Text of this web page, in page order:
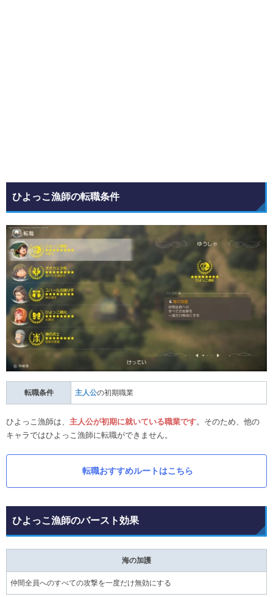
ひよっこ漁師の転職条件
転職条件 主人公の初期職業
ひよっこ漁師は、 主人公が初期に就いている職業です。そのため、他の
キャラではひよっこ漁師に転職ができません。
転職おすすめルートはこちら
ひよっこ漁師のバースト効果
海の加護
仲間全員へのすべての攻撃を一度だけ無効にする